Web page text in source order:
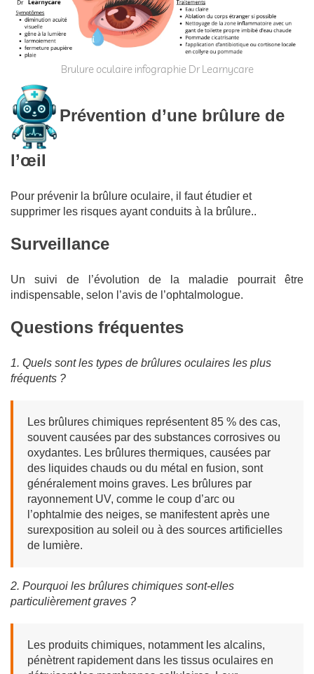
Brulure oculaire infographie Dr Learnycare
Prévention d’une brûlure de
l’œil
Pour prévenir la brûlure oculaire, il faut étudier et
supprimer les risques ayant conduits à la brûlure..
Surveillance
Un suivi de l’évolution de la maladie pourrait être
indispensable, selon l’avis de l’ophtalmologue.
Questions fréquentes
1. Quels sont les types de brûlures oculaires les plus
fréquents ?
Les brûlures chimiques représentent 85 % des cas,
souvent causées par des substances corrosives ou
oxydantes. Les brûlures thermiques, causées par
des liquides chauds ou du métal en fusion, sont
généralement moins graves. Les brûlures par
rayonnement UV, comme le coup d’arc ou
l’ophtalmie des neiges, se manifestent après une
surexposition au soleil ou à des sources artificielles
de lumière.
2. Pourquoi les brûlures chimiques sont-elles
particulièrement graves ?
Les produits chimiques, notamment les alcalins,
pénètrent rapidement dans les tissus oculaires en